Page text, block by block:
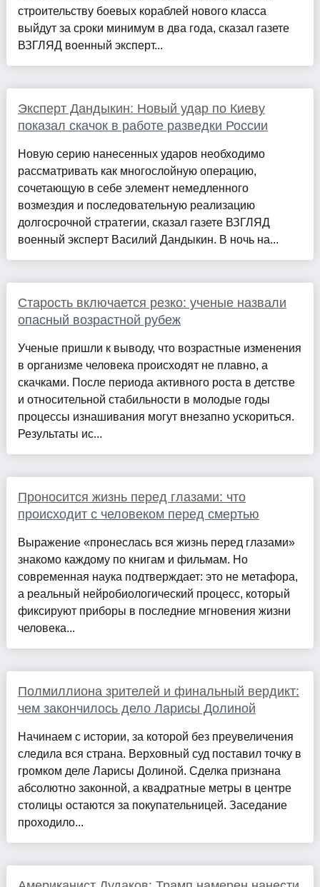
строительству боевых кораблей нового класса
выйдут за сроки минимум в два года, сказал газете
ВЗГЛЯД военный эксперт...
Эксперт Дандыкин: Новый удар по Киеву
показал скачок в работе разведки России
Новую серию нанесенных ударов необходимо
рассматривать как многослойную операцию,
сочетающую в себе элемент немедленного
возмездия и последовательную реализацию
долгосрочной стратегии, сказал газете ВЗГЛЯД
военный эксперт Василий Дандыкин. В ночь на...
Старость включается резко: ученые назвали
опасный возрастной рубеж
Ученые пришли к выводу, что возрастные изменения
в организме человека происходят не плавно, а
скачками. После периода активного роста в детстве
и относительной стабильности в молодые годы
процессы изнашивания могут внезапно ускориться.
Результаты ис...
Проносится жизнь перед глазами: что
происходит с человеком перед смертью
Выражение «пронеслась вся жизнь перед глазами»
знакомо каждому по книгам и фильмам. Но
современная наука подтверждает: это не метафора,
а реальный нейробиологический процесс, который
фиксируют приборы в последние мгновения жизни
человека...
Полмиллиона зрителей и финальный вердикт:
чем закончилось дело Ларисы Долиной
Начинаем с истории, за которой без преувеличения
следила вся страна. Верховный суд поставил точку в
громком деле Ларисы Долиной. Сделка признана
абсолютно законной, а квадратные метры в центре
столицы остаются за покупательницей. Заседание
проходило...